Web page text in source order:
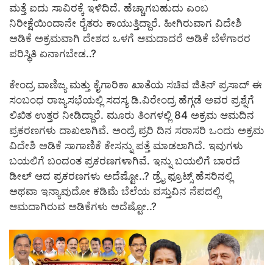
ಮತ್ತೆ ಐದು ಸಾವಿರಕ್ಕೆ ಇಳಿದಿದೆ. ಹೆಚ್ಚಾಗಬಹುದು ಎಂಬ
ನಿರೀಕ್ಷೆಯಿಂದಾನೇ ರೈತರು ಕಾಯುತ್ತಿದ್ದಾರೆ.‌ ಹೀಗಿರುವಾಗ ವಿದೇಶಿ
ಅಡಿಕೆ ಅಕ್ರಮವಾಗಿ ದೇಶದ ಒಳಗೆ ಆಮದಾದರೆ ಅಡಿಕೆ ಬೆಳೆಗಾರರ
ಪರಿಸ್ಥಿತಿ ಏನಾಗಬೇಡ..?
ಕೇಂದ್ರ ವಾಣಿಜ್ಯ ಮತ್ತು ಕೈಗಾರಿಕಾ ಖಾತೆಯ ಸಚಿವ ಜಿತಿನ್ ಪ್ರಸಾದ್ ಈ
ಸಂಬಂಧ ರಾಜ್ಯಸಭೆಯಲ್ಲಿ ಸದಸ್ಯ ಡಿ.ವಿರೇಂದ್ರ ಹೆಗ್ಗಡೆ ಅವರ ಪ್ರಶ್ನೆಗೆ
ಲಿಖಿತ ಉತ್ತರ ನೀಡಿದ್ದಾರೆ. ಮೂರು ತಿಂಗಳಲ್ಲಿ 84 ಅಕ್ರಮ ಆಮದಿನ
ಪ್ರಕರಣಗಳು ದಾಖಲಾಗಿವೆ. ಅಂದ್ರೆ ಪ್ರರಿ ದಿನ ಸರಾಸರಿ ಒಂದು ಅಕ್ರಮ
ವಿದೇಶಿ ಅಡಿಕೆ ಸಾಗಾಣಿಕೆ ಕೇಸನ್ನು ಪತ್ತೆ ಮಾಡಲಾಗಿದೆ. ಇವುಗಳು
ಬಯಲಿಗೆ ಬಂದಂತ ಪ್ರಕರಣಗಳಾಗಿವೆ. ಇನ್ನು ಬಯಲಿಗೆ ಬಾರದೆ
ಡೀಲ್ ಆದ ಪ್ರಕರಣಗಳು ಅದೆಷ್ಟೋ..? ಡ್ರೈ ಫ್ರೂಟ್ಸ್ ಹೆಸರಿನಲ್ಲಿ
ಅಥವಾ ಇನ್ಯಾವುದೋ ಕಡಿಮೆ ಬೆಲೆಯ ವಸ್ತುವಿನ ನೆಪದಲ್ಲಿ
ಆಮದಾಗಿರುವ ಅಡಿಕೆಗಳು ಅದೆಷ್ಟೋ..?